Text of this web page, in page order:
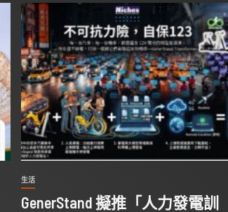
生活
GenerStand 擬推「人力發電訓